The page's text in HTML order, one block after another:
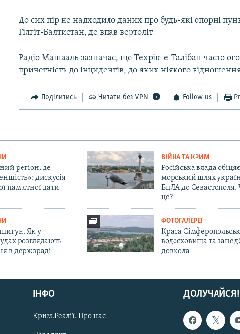
До сих пір не надходило даних про будь-які опорні
Гілгіт-Балтистан, де впав вертоліт.
Радіо Машааль зазначає, що Техрік-е-Талібан часто
причетність до інцидентів, до яких ніякого
Поділитись Читати без VPN Follow us
регіон, де
дискусія
пам'ятної дати
ВІЙНА ТА КРИМ
Російська влада
морський шлях
БпЛА до Севастополя.
це?
Як у
розглядають
в держзраді
ФОТОГАЛЕРЕЇ
Краса
водосховища та
довкола
ДОЛУЧАЙСЯ!
ІНФО
Крим.Реалії. Про нас